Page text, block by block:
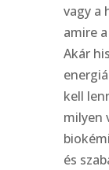
vagy a
amire
Akár
kell
milyen
és